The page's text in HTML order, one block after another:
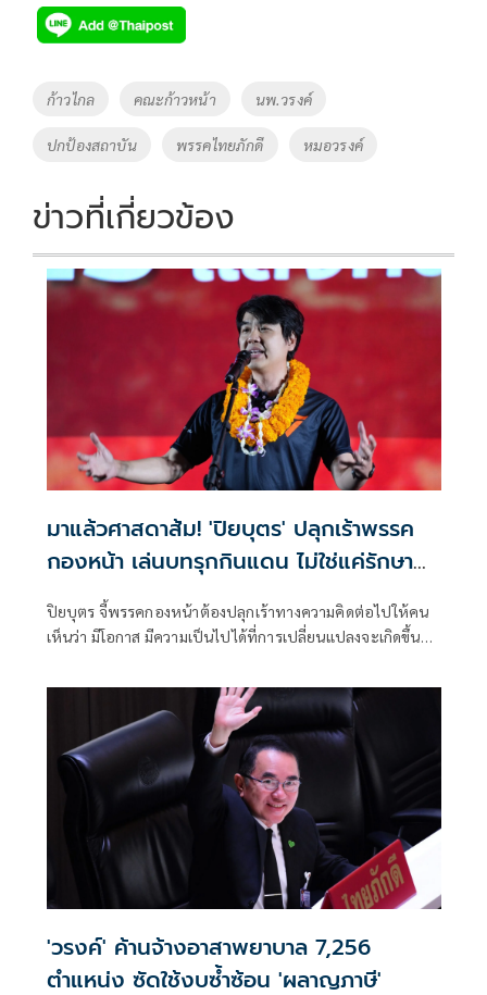
e
b
o
o
k
tt
er
p
y
Li
Tags
ก้าวไกล คณะก้าวหน้า นพ.วรงค์
ปกป้องสถาบัน พรรคไทยภักดี หมอวรงค์
ข่าวที่เกี่ยวข้อง
มาแล้วศาสดาส้ม! 'ปิยบุตร' ปลุกเร้าพรรค
กองหน้า เล่นบทรุกกินแดน ไม่ใช่แค่รักษา
ฐานที่มั่น
ปิยบุตร จี้พรรคกองหน้าต้องปลุกเร้าทางความคิดต่อไปให้คน
เห็นว่า มีโอกาส มีความเป็นไปได้ที่การเปลี่ยนแปลงจะเกิดขึ้น
'วรงค์' ค้านจ้างอาสาพยาบาล 7,256
ตำแหน่ง ซัดใช้งบซ้ำซ้อน 'ผลาญภาษี'